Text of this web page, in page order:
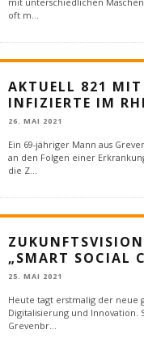
oft m...
AKTUELL 821 MIT
INFIZIERTE IM
26. MAI 2021
Ein 69-jähriger Mann aus
an den Folgen einer
die Z...
„SMART SOCIAL
25. MAI 2021
Heute tagt erstmalig der neue
Digitalisierung und Innovation.
Grevenbr...